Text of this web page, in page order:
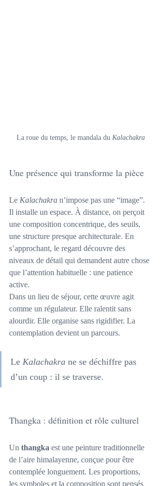
La roue du temps, le mandala du Kalachakra
Une présence qui transforme la pièce
Le Kalachakra n’impose pas une “image”.
Il installe un espace. À distance, on perçoit
une composition concentrique, des seuils,
une structure presque architecturale. En
s’approchant, le regard découvre des
niveaux de détail qui demandent autre chose
que l’attention habituelle : une patience
active.
Dans un lieu de séjour, cette œuvre agit
comme un régulateur. Elle ralentit sans
alourdir. Elle organise sans rigidifier. La
contemplation devient un parcours.
Le Kalachakra ne se déchiffre pas
d’un coup : il se traverse.
Thangka : définition et rôle culturel
Un thangka est une peinture traditionnelle
de l’aire himalayenne, conçue pour être
contemplée longuement. Les proportions,
les symboles et la composition sont pensés